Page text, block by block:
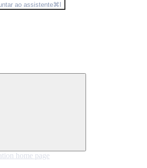
ao assistente⌘I
home page